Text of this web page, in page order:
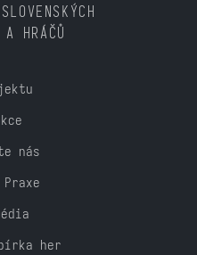
HRÁČŮ
nás
her